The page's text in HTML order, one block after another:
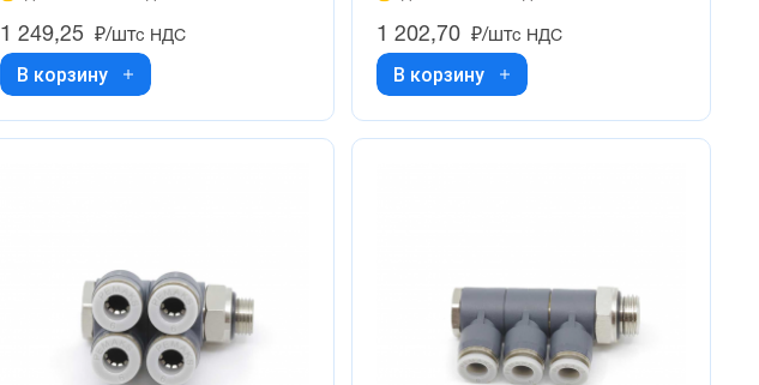
1 249,25 ₽/штс НДС
В корзину
1 202,70 ₽/штс НДС
В корзину